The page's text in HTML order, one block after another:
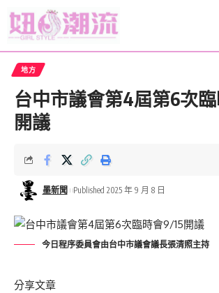
地方
台中市議會第4屆第6次
開議
墨新聞 Published 2025 年 9 月 8 日
今日程序委員會由台中市議會議長張清照主持
分享文章